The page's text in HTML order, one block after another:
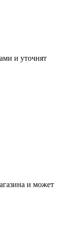
и уточнят
и может